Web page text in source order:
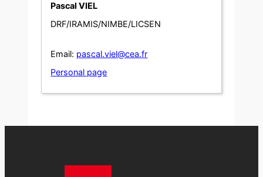
Pascal VIEL
DRF/IRAMIS/NIMBE/LICSEN
Email: pascal.viel@cea.fr
Personal page